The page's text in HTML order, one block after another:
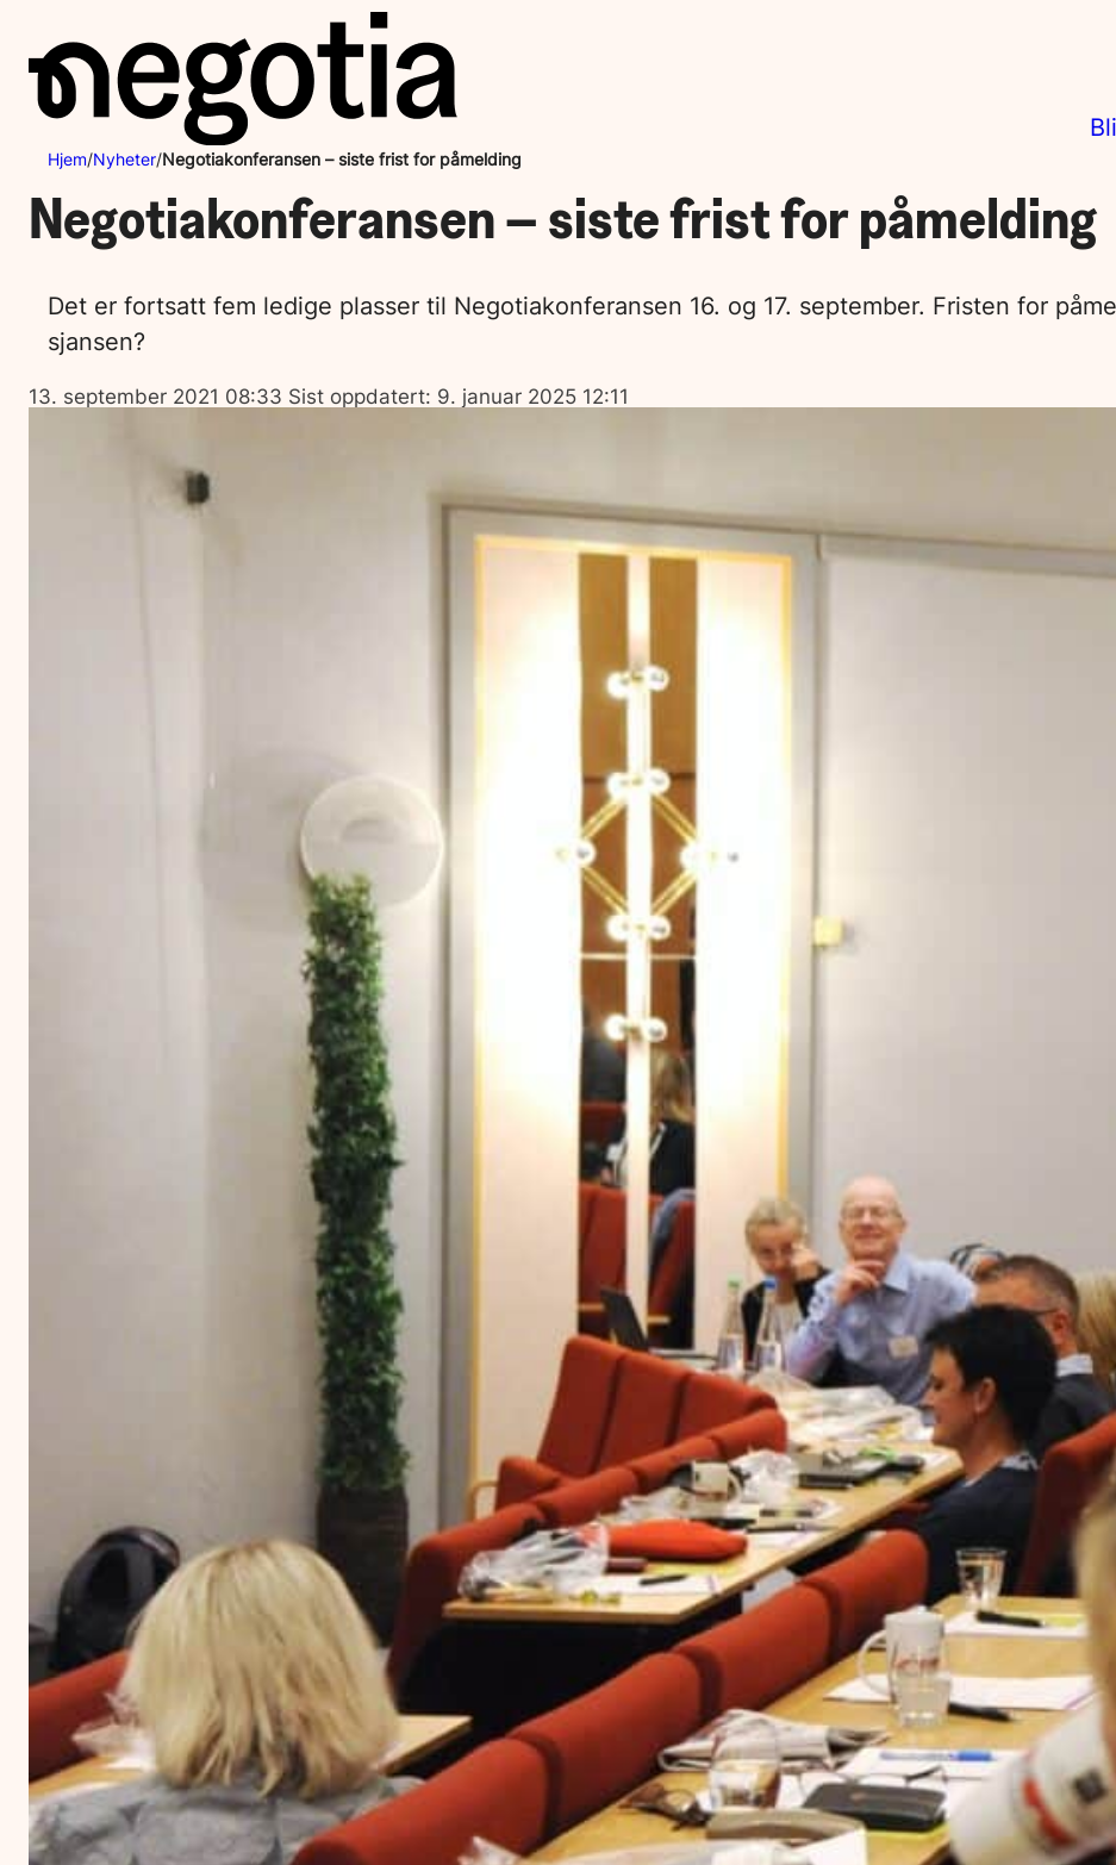
innhold
Hjem/Nyheter/Negotiakonferansen – siste frist for påmelding
Negotiakonferansen – siste frist for påmelding
Det er fortsatt fem ledige plasser til Negotiakonferansen 16. og 17. september. Fristen for
sjansen?
Lagt
ut
13. september 2021 08:33 Sist oppdatert: 9. januar 2025 12:11